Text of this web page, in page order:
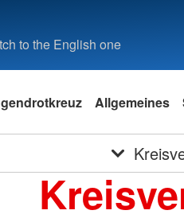
to the English one
Allgemeines